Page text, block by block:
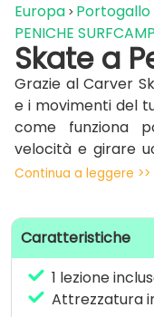
Europa Portogallo
PENICHE
Skate a
Grazie al Carver
e i movimenti del
come funziona
velocità e girare
nella modalità
Continua a leggere >>
Caratteristiche
1 lezione
Attrezzatura